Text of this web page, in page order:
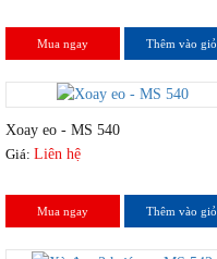
Mua ngay Thêm vào giỏ
Xoay eo - MS 540
Giá: Liên hệ
Mua ngay Thêm vào giỏ